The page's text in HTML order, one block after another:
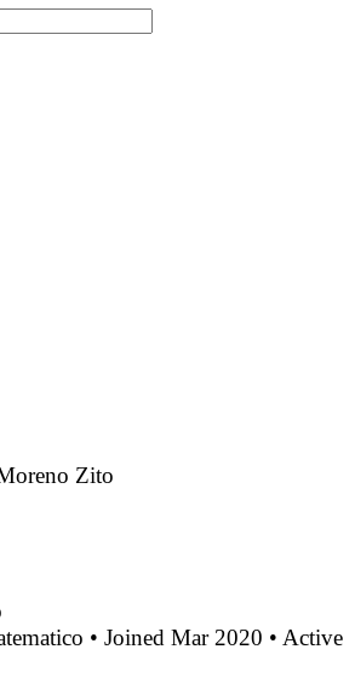
• Joined Mar 2020 • Active